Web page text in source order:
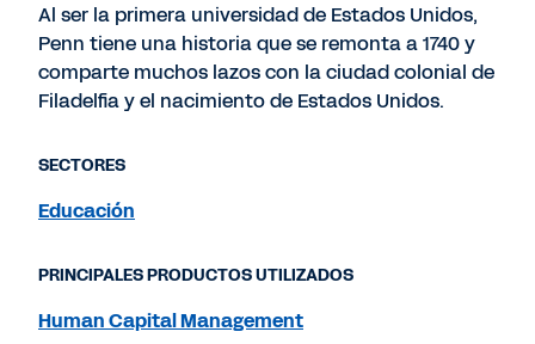
Al ser la primera universidad de Estados Unidos,
Penn tiene una historia que se remonta a 1740 y
comparte muchos lazos con la ciudad colonial de
Filadelfia y el nacimiento de Estados Unidos.
SECTORES
Educación
PRINCIPALES PRODUCTOS UTILIZADOS
Human Capital Management